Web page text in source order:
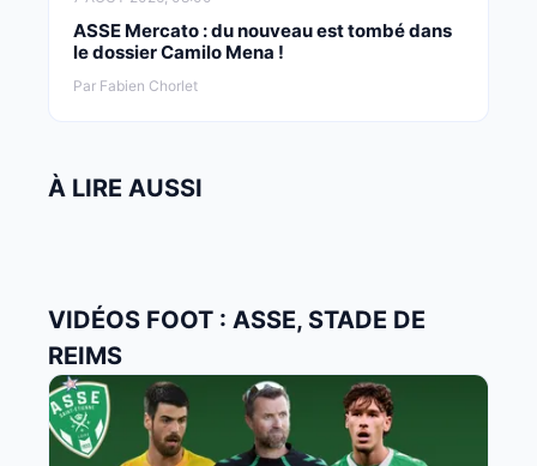
ASSE Mercato : du nouveau est tombé dans
le dossier Camilo Mena !
Par Fabien Chorlet
À LIRE AUSSI
VIDÉOS FOOT : ASSE, STADE DE
REIMS